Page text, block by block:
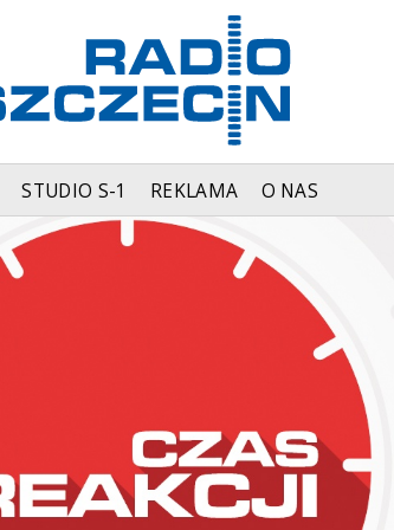
STUDIO S-1 REKLAMA O NAS